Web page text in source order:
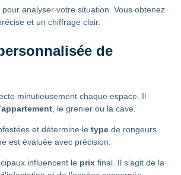
analyser votre situation. Vous obtenez
et un chiffrage clair.
de
minutieusement chaque espace. Il
appartement, le grenier ou la cave.
et détermine le type de rongeurs.
est évaluée avec précision.
influencent le prix final. Il s’agit de la